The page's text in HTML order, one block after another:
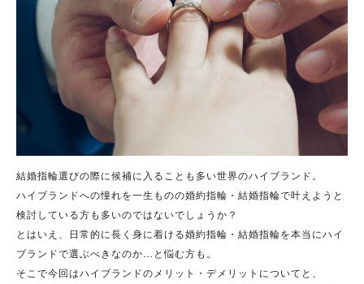
結婚指輪選びの際に候補に入ることも多い世界のハイブランド。
ハイブランドへの憧れを一生ものの婚約指輪・結婚指輪で叶えようと
検討している方も多いのではないでしょうか？
とはいえ、日常的に長く身に着ける婚約指輪・結婚指輪を本当にハイ
ブランドで選ぶべきなのか…と悩む方も。
そこで今回はハイブランドのメリット・デメリットについてと、